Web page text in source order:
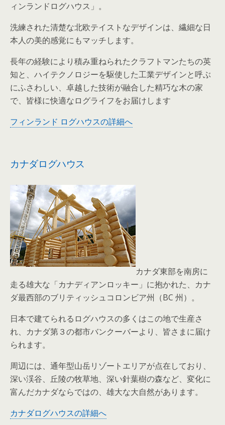
ィンランドログハウス」。
洗練された清楚な北欧テイストなデザインは、繊細な日
本人の美的感覚にもマッチします。
長年の経験により積み重ねられたクラフトマンたちの英
知と、ハイテクノロジーを駆使した工業デザインと呼ぶ
にふさわしい、卓越した技術が融合した精巧な木の家
で、皆様に快適なログライフをお届けします
フィンランド ログハウスの詳細へ
カナダログハウス
カナダ東部を南房に
走る雄大な「カナディアンロッキー」に抱かれた、カナ
ダ最西部のブリティッシュコロンビア州（BC 州）。
日本で建てられるログハウスの多くはこの地で生産さ
れ、カナダ第３の都市バンクーバーより、皆さまに届け
られます。
周辺には、通年型山岳リゾートエリアが点在しており、
深い渓谷、丘陵の牧草地、深い針葉樹の森など、変化に
富んだカナダならではの、雄大な大自然があります。
カナダログハウスの詳細へ